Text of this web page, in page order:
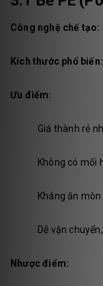
Công nghệ chế tạo:
Kích thước phổ biến:
Ưu điểm:
Giá thành rẻ
Không có mối
Kháng ăn
Dễ vận
Nhược điểm: